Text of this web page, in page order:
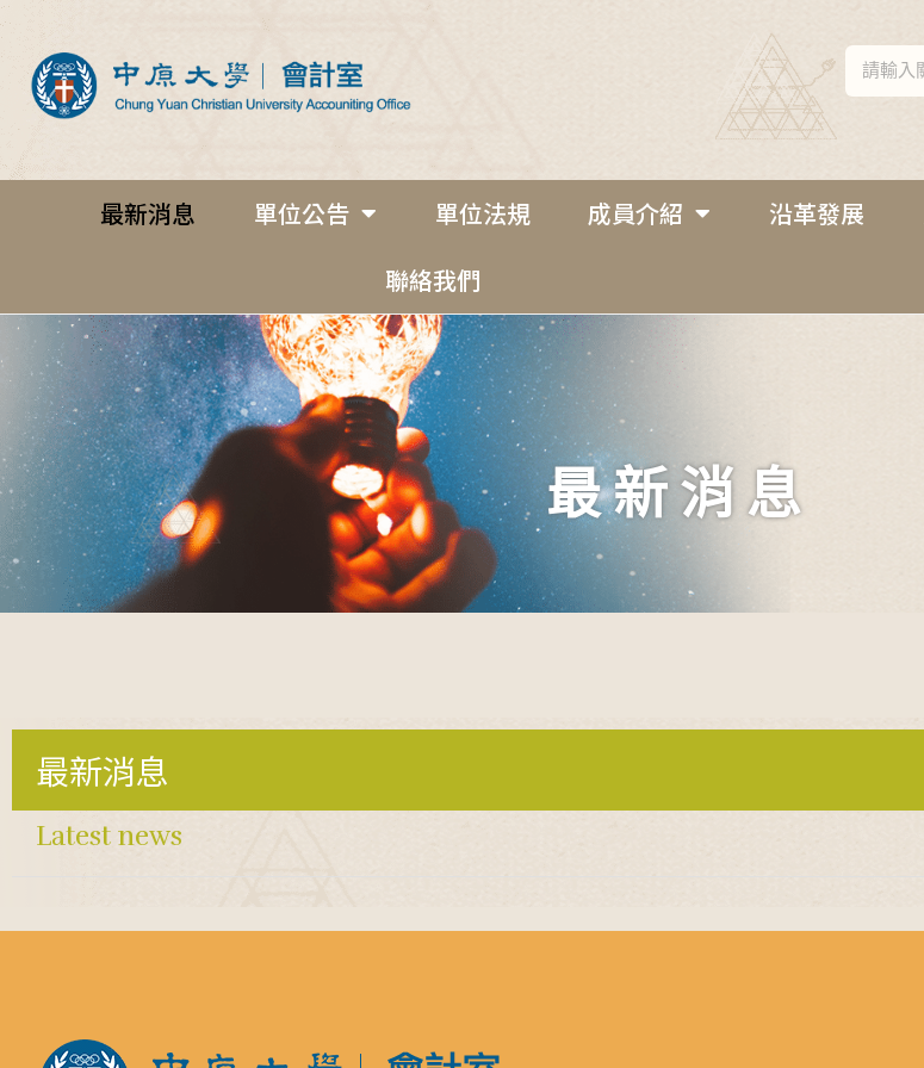
最新消息 單位公告 單位法規 成員介紹 沿革發展
聯絡我們
最新消息
最新消息
Latest news